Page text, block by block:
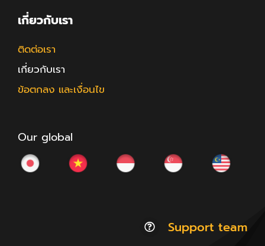
เกี่ยวกับเรา
ติดต่อเรา
เกี่ยวกับเรา
ข้อตกลง และเงื่อนไข
Our global
Support team